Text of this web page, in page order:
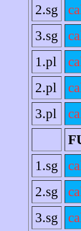
2.sg
3.sg
1.pl
2.pl
3.pl
1.sg
2.sg
3.sg